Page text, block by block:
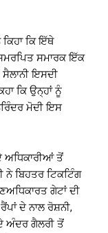
ਕਿ ਇੱਥੇ
ਸਮਾਰਕ ਇੱਕ
ਇਸਦੀ
ਕਿ ਉਨ੍ਹਾਂ ਨੂੰ
ਮੋਦੀ ਇਸ
ਅਧਿਕਾਰੀਆਂ ਤੋਂ
ਨੇ ਬਿਹਤਰ ਟਿਕਟਿੰਗ
ਗੇਟਾਂ ਦੀ
ਦੇ ਨਾਲ ਰੋਸ਼ਨੀ,
ਅੰਦਰ ਗੈਲਰੀ ਤੋਂ